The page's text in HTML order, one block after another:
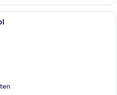
Ein Schlafzimmer mit Himmelbett,